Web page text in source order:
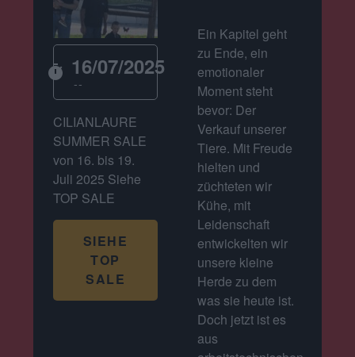
timer 16/07/2025
--
CILIANLAURE
SUMMER SALE
von 16. bis 19.
Juli 2025 Siehe
TOP SALE
SIEHE
TOP
SALE
Ein Kapitel geht
zu Ende, ein
emotionaler
Moment steht
bevor: Der
Verkauf unserer
Tiere. Mit Freude
hielten und
züchteten wir
Kühe, mit
Leidenschaft
entwickelten wir
unsere kleine
Herde zu dem
was sie heute ist.
Doch jetzt ist es
aus